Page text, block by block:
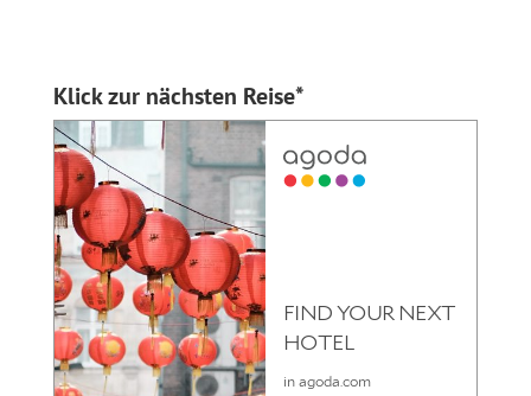
Klick zur nächsten Reise*